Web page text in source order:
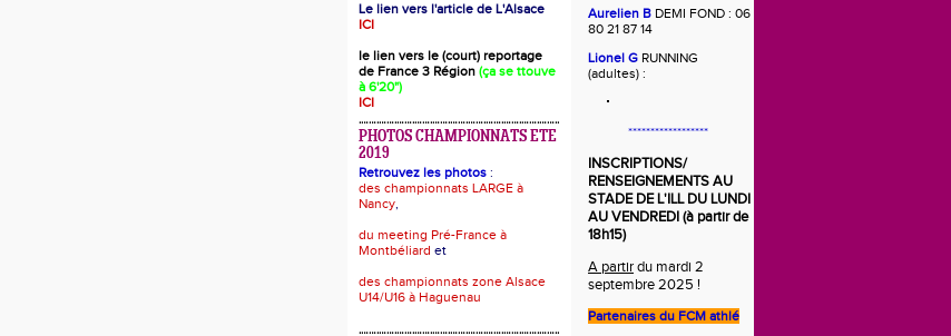
Le lien vers l'article de L'Alsace
ICI
le lien vers le (court) reportage
de France 3 Région (ça se ttouve
à 6'20")
ICI
PHOTOS CHAMPIONNATS ETE
2019
Retrouvez les photos :
des championnats LARGE à
Nancy,
du meeting Pré-France à
Montbéliard et
des championnats zone Alsace
U14/U16 à Haguenau
Aurelien B DEMI FOND : 06
80 21 87 14
Lionel G RUNNING
(adultes) :
******************
INSCRIPTIONS/
RENSEIGNEMENTS AU
STADE DE L'ILL DU LUNDI
AU VENDREDI (à partir de
18h15)
A partirdu mardi 2
septembre 2025 !
Partenaires du FCM athlé